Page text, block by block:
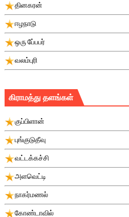
தினகரன்
ஈழநாடு
ஒரு பே்பபர்
வலம்புரி
கிராமத்து தளங்கள்
குப்பிளான்
புங்குடுதீவு
வட்டக்கச்சி
அளவெட்டி
நாகர்மணல்
கோண்டாவில்